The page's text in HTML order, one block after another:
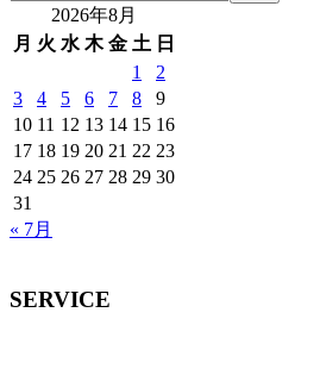
2026年8月
月 火 水 木 金 土 日
1
2
3
4 5 6 7 8
9
10 11 12 13 14 15 16
17 18 19 20 21 22 23
24 25 26 27 28 29 30
31
« 7月
SERVICE